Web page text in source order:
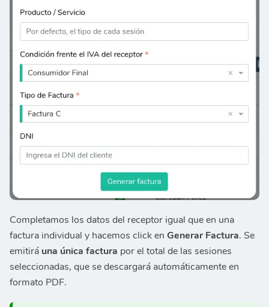
Completamos los datos del receptor igual que en una
factura individual y hacemos click en Generar Factura. Se
emitirá una única factura por el total de las sesiones
seleccionadas, que se descargará automáticamente en
formato PDF.